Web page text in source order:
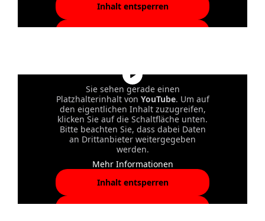
Inhalt entsperren
Sie sehen gerade einen
Platzhalterinhalt von YouTube. Um auf
den eigentlichen Inhalt zuzugreifen,
klicken Sie auf die Schaltfläche unten.
Bitte beachten Sie, dass dabei Daten
an Drittanbieter weitergegeben
werden.
Mehr Informationen
Inhalt entsperren